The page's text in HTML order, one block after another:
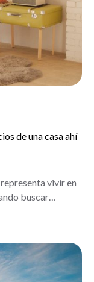
de una casa ahí
vivir en
buscar…